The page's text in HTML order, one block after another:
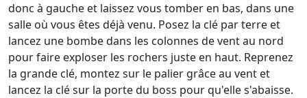
donc à gauche et laissez vous tomber en bas, dans une
salle où vous êtes déjà venu. Posez la clé par terre et
lancez une bombe dans les colonnes de vent au nord
pour faire exploser les rochers juste en haut. Reprenez
la grande clé, montez sur le palier grâce au vent et
lancez la clé sur la porte du boss pour qu'elle s'abaisse.